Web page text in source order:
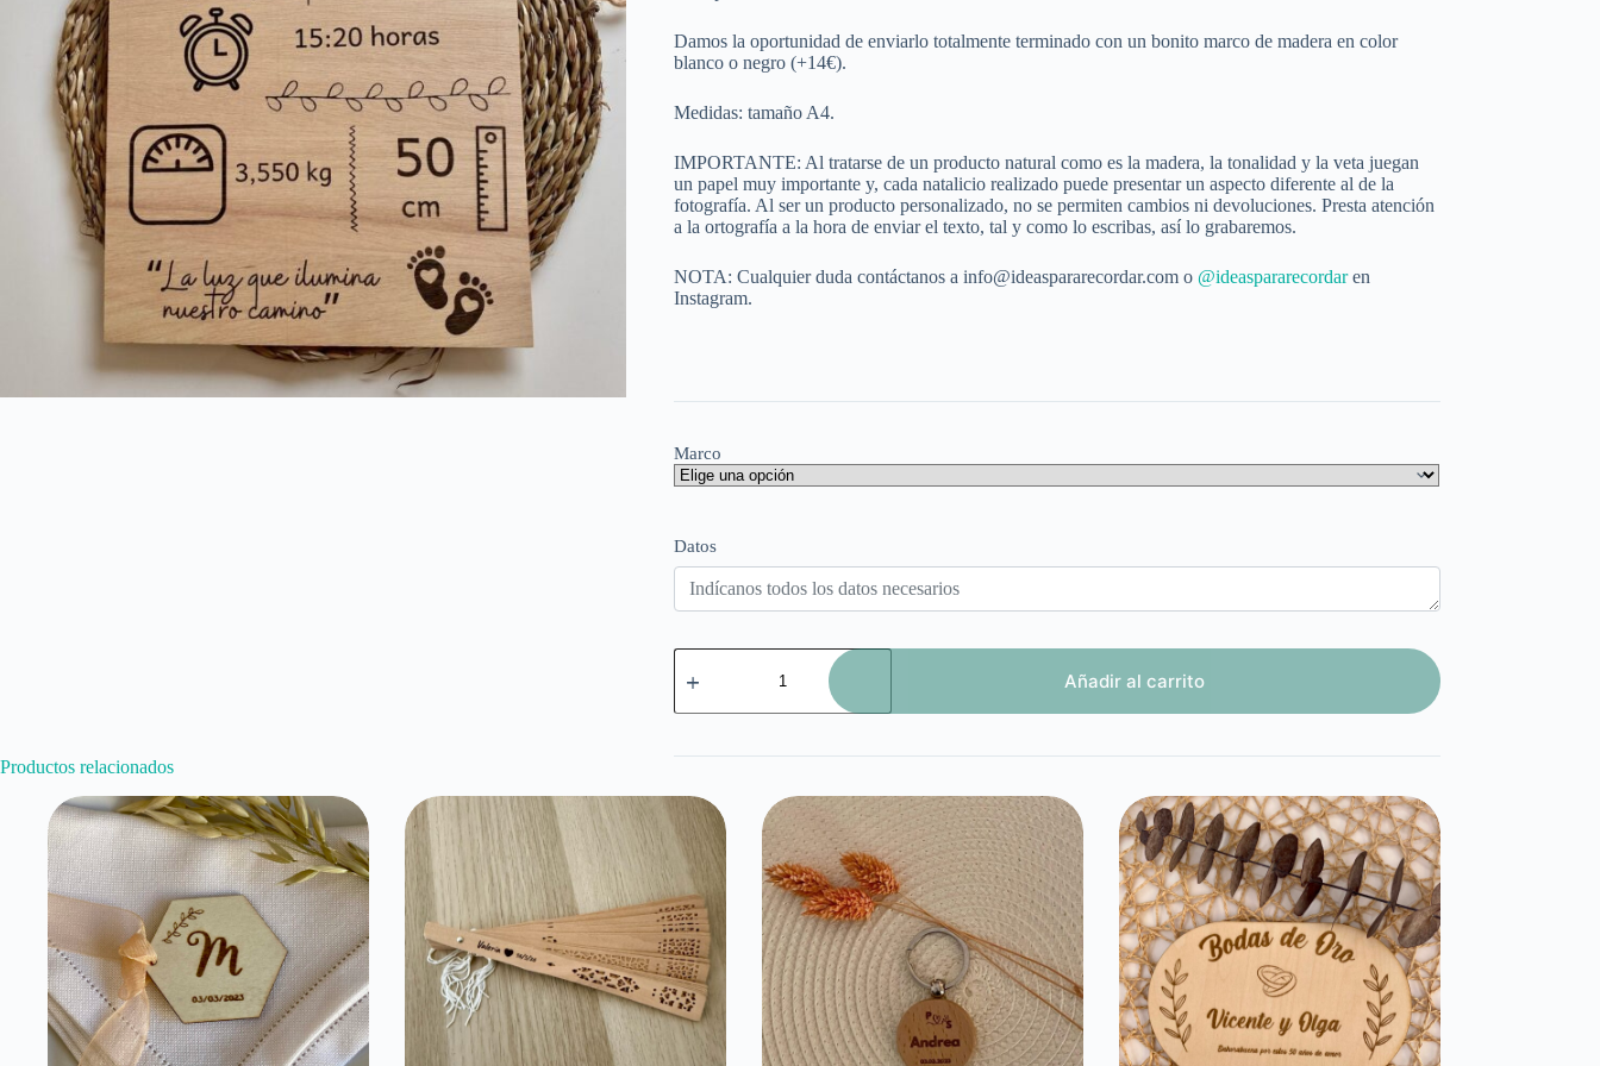
Damos la oportunidad de enviarlo totalmente terminado con un bonito marco de madera en color
blanco o negro (+14€).
Medidas: tamaño A4.
IMPORTANTE: Al tratarse de un producto natural como es la madera, la tonalidad y la veta juegan
un papel muy importante y, cada natalicio realizado puede presentar un aspecto diferente al de la
fotografía. Al ser un producto personalizado, no se permiten cambios ni devoluciones. Presta atención
a la ortografía a la hora de enviar el texto, tal y como lo escribas, así lo grabaremos.
NOTA: Cualquier duda contáctanos a info@ideaspararecordar.com o @ideaspararecordaren
Instagram.
Marco
Datos
Natalicio
cantidad
Añadir al carrito
Productos relacionados